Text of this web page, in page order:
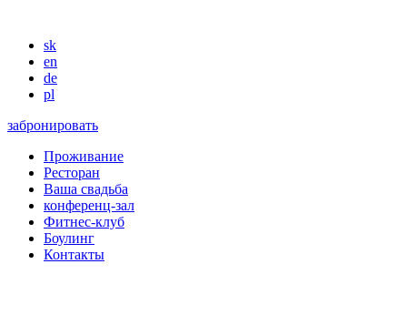
sk
en
de
pl
забронировать
Проживание
Ресторан
Ваша свадьба
конференц-зал
Фитнес-клуб
Боулинг
Контакты